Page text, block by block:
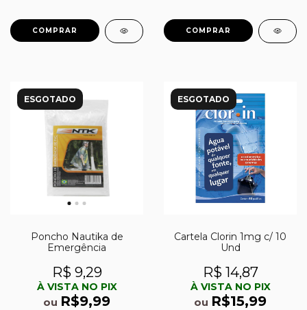
ESGOTADO
Poncho Nautika de
Emergência
R$ 9,29
À VISTA NO PIX
ou R$9,99
ESGOTADO
Cartela Clorin 1mg c/ 10
Und
R$ 14,87
À VISTA NO PIX
ou R$15,99